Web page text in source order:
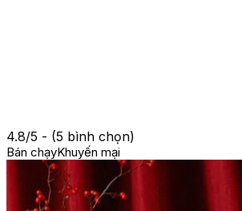
4.8/5 - (5 bình chọn)
Bán chạyKhuyến mại